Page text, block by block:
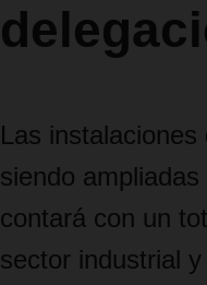
Las
siendo
contará con un
sector industrial